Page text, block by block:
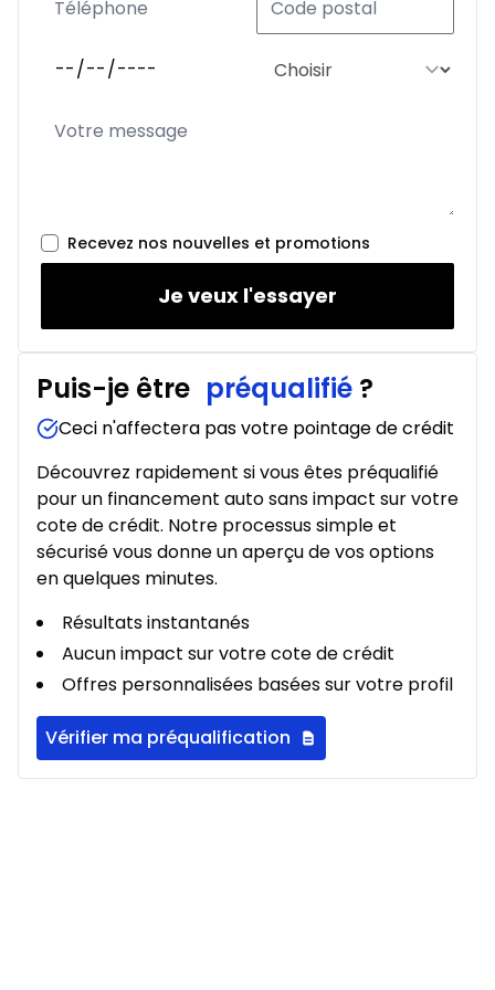
Location sur 48 mois
351
0.00 $ d'acompte • 2.49%
Location sur 39 mois
0.00 $ d'acompte • 2.49%
378$/Sem.
Location sur 36 mois
Location sur 36 mois
0.00 $ d'acompte • 2.49%
À partir de :
398$/ Sem.
Location sur 27 mois
0.00 $ d'acompte • 2.49%
478$/Sem.
Location sur 24 mois
Recevez nos nouvelles et promotions
Je veux l'essayer
Puis-je être préqualifié ?
Ceci n'affectera pas votre pointage de crédit
Découvrez rapidement si vous êtes préqualifié
pour un financement auto sans impact sur votre
cote de crédit. Notre processus simple et
sécurisé vous donne un aperçu de vos options
en quelques minutes.
Résultats instantanés
Aucun impact sur votre cote de crédit
Offres personnalisées basées sur votre profil
Vérifier ma préqualification